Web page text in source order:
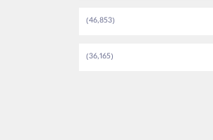
(46,853)
(36,165)